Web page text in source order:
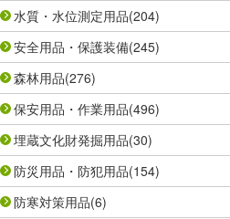
水質・水位測定用品(204)
安全用品・保護装備(245)
森林用品(276)
保安用品・作業用品(496)
埋蔵文化財発掘用品(30)
防災用品・防犯用品(154)
防寒対策用品(6)